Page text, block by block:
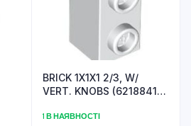
BRICK 1X1X1 2/3, W/
VERT. KNOBS (6218841)
1 В НАЯВНОСТІ